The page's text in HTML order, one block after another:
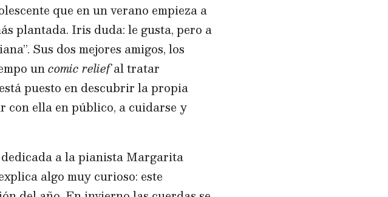
que en un verano empieza a
plantada. Iris duda: le gusta, pero a
Sus dos mejores amigos, los
uncomic reliefal tratar
puesto en descubrir la propia
con ella en público, a cuidarse y
a la pianista Margarita
algo muy curioso: este